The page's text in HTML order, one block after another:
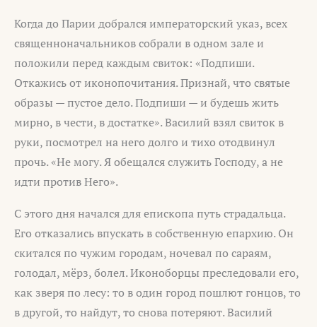
Когда до Парии добрался императорский указ, всех
священноначальников собрали в одном зале и
положили перед каждым свиток: «Подпиши.
Откажись от иконопочитания. Признай, что святые
образы — пустое дело. Подпиши — и будешь жить
мирно, в чести, в достатке». Василий взял свиток в
руки, посмотрел на него долго и тихо отодвинул
прочь. «Не могу. Я обещался служить Господу, а не
идти против Него».
С этого дня начался для епископа путь страдальца.
Его отказались впускать в собственную епархию. Он
скитался по чужим городам, ночевал по сараям,
голодал, мёрз, болел. Иконоборцы преследовали его,
как зверя по лесу: то в один город пошлют гонцов, то
в другой, то найдут, то снова потеряют. Василий